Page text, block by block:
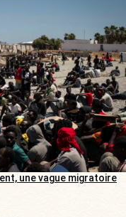
une vague migratoire